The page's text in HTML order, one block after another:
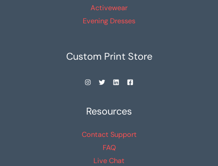
Activewear
Evening Dresses
Custom Print Store
Resources
Contact Support
FAQ
Live Chat